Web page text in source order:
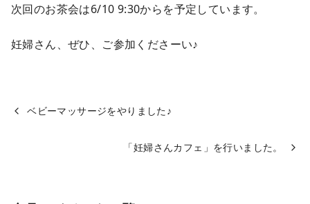
次回のお茶会は6/10 9:30からを予定しています。
妊婦さん、ぜひ、ご参加くださーい♪
ベビーマッサージをやりました♪
「妊婦さんカフェ」を行いました。